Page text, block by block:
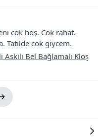
cok hoş. Cok rahat.
Tatilde cok giycem.
Bel Bağlamalı Kloş